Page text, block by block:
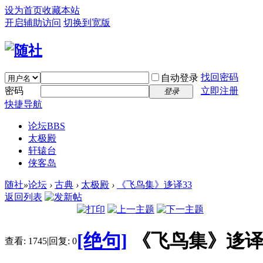
设为首页收藏本站
开启辅助访问 切换到宽版
自动登录 找回密码
密码
登录
立即注册
快捷导航
论坛BBS
太极殿
轩辕台
侠客岛
随社»论坛 › 古典 › 太极殿 ›
《飞鸟集》迻译33
返回列表
查看: 1745|回复: 0[绝句] 《飞鸟集》迻